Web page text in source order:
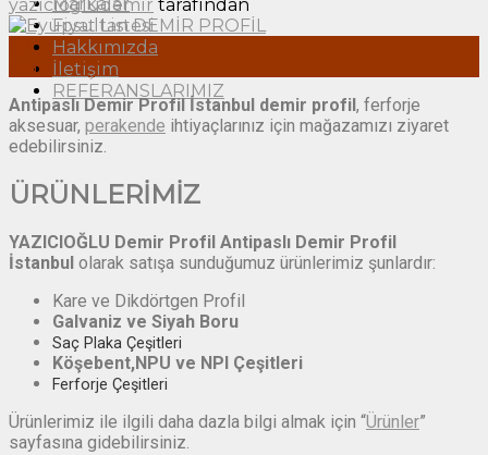
Fiyat Listesi
Hakkımızda
İletişim
REFERANSLARIMIZ
yaziciogludemir tarafından
Ara
Antipaslı Demir Profil İstanbul demir profil, ferforje
aksesuar, perakende ihtiyaçlarınız için mağazamızı ziyaret
edebilirsiniz.
ÜRÜNLERİMİZ
YAZICIOĞLU Demir Profil Antipaslı Demir Profil
İstanbul olarak satışa sunduğumuz ürünlerimiz şunlardır:
Kare ve Dikdörtgen Profil
Galvaniz ve Siyah Boru
Saç Plaka Çeşitleri
Köşebent,NPU ve NPI Çeşitleri
Ferforje Çeşitleri
Ürünlerimiz ile ilgili daha dazla bilgi almak için “Ürünler”
sayfasına gidebilirsiniz.